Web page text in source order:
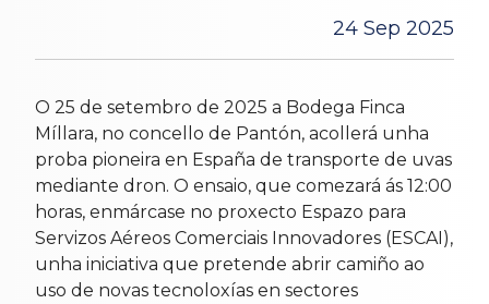
24 Sep 2025
O 25 de setembro de 2025 a Bodega Finca
Míllara, no concello de Pantón, acollerá unha
proba pioneira en España de transporte de uvas
mediante dron. O ensaio, que comezará ás 12:00
horas, enmárcase no proxecto Espazo para
Servizos Aéreos Comerciais Innovadores (ESCAI),
unha iniciativa que pretende abrir camiño ao
uso de novas tecnoloxías en sectores